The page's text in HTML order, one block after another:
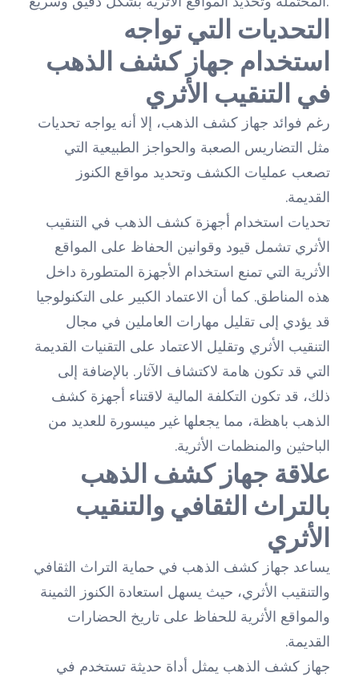
التحديات التي تواجه
استخدام جهاز كشف الذهب
في التنقيب الأثري
رغم فوائد جهاز كشف الذهب، إلا أنه يواجه تحديات
مثل التضاريس الصعبة والحواجز الطبيعية التي
تصعب عمليات الكشف وتحديد مواقع الكنوز
القديمة.
تحديات استخدام أجهزة كشف الذهب في التنقيب
الأثري تشمل قيود وقوانين الحفاظ على المواقع
الأثرية التي تمنع استخدام الأجهزة المتطورة داخل
هذه المناطق. كما أن الاعتماد الكبير على التكنولوجيا
قد يؤدي إلى تقليل مهارات العاملين في مجال
التنقيب الأثري وتقليل الاعتماد على التقنيات القديمة
التي قد تكون هامة لاكتشاف الآثار. بالإضافة إلى
ذلك، قد تكون التكلفة المالية لاقتناء أجهزة كشف
الذهب باهظة، مما يجعلها غير ميسورة للعديد من
الباحثين والمنظمات الأثرية.
علاقة جهاز كشف الذهب
بالتراث الثقافي والتنقيب
الأثري
يساعد جهاز كشف الذهب في حماية التراث الثقافي
والتنقيب الأثري، حيث يسهل استعادة الكنوز الثمينة
والمواقع الأثرية للحفاظ على تاريخ الحضارات
القديمة.
جهاز كشف الذهب يمثل أداة حديثة تستخدم في